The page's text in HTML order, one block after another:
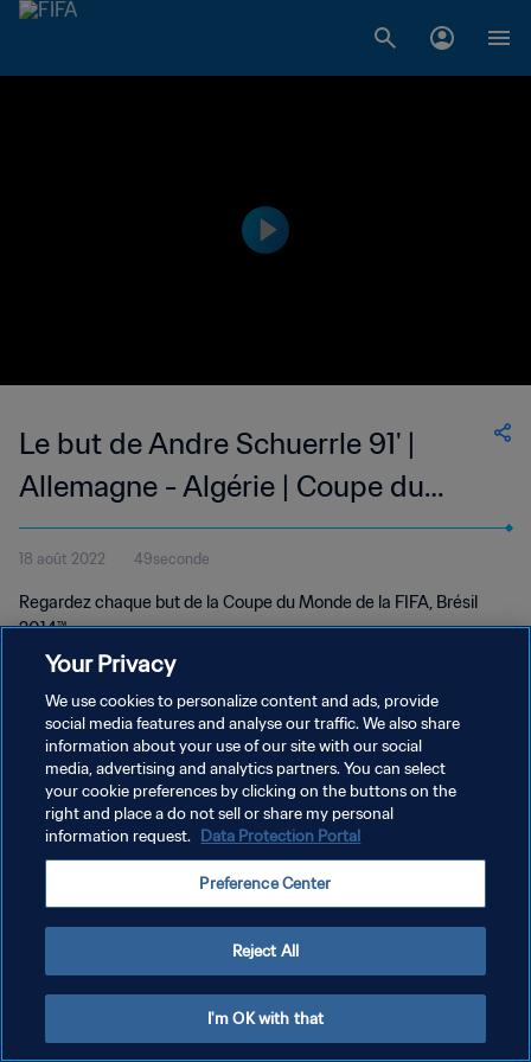
Le but de Andre Schuerrle 91' |
Allemagne - Algérie | Coupe du
Monde de la FIFA, Brésil 2014™
18 août 2022 49seconde
Regardez chaque but de la Coupe du Monde de la FIFA, Brésil
2014™.
POLITIQUE DE CONFIDENTIALITÉ
CONDITIONS D'UTILISATION
GÉRER VOS PRÉFÉRENCES SUR LES COOKIES
Your Privacy
We use cookies to personalize content and ads, provide
social media features and analyse our traffic. We also share
information about your use of our site with our social
media, advertising and analytics partners. You can select
your cookie preferences by clicking on the buttons on the
right and place a do not sell or share my personal
information request. Data Protection Portal
Preference Center
Reject All
I'm OK with that